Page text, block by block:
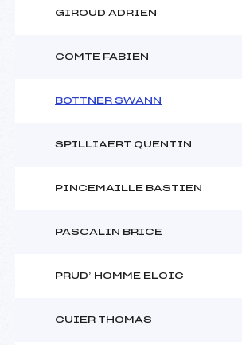
GIROUD ADRIEN
COMTE FABIEN
BOTTNER SWANN
SPILLIAERT QUENTIN
PINCEMAILLE BASTIEN
PASCALIN BRICE
PRUD’ HOMME ELOIC
CUIER THOMAS